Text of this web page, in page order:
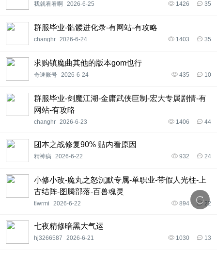
我就看看啊 2026-6-25 35
1426
群服毕业-骷髅进化录-有网站-有攻略
changhr 2026-6-24 35
1403
求购镇魔曲其他的版本gom也行
奇速账号 2026-6-24 10
435
群服毕业-剑魔江湖-金庸武侠巨制-宏大专属剧情-有
网站-有攻略
changhr 2026-6-23 44
1406
团本之战修复90% 贴内看原因
精神病 2026-6-22 24
932
小修小改-魔丸之怒沉默专属-单职业-带假人光柱-上
古结阵-图腾部落-百兽魂灵
tlwrmi 2026-6-22 22
894
七夜精修暗黑大气运
hj3266587 2026-6-21 13
1030